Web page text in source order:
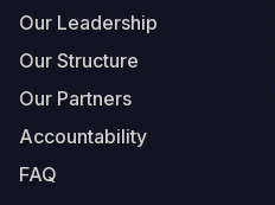
Our Leadership
Our Structure
Our Partners
Accountability
FAQ